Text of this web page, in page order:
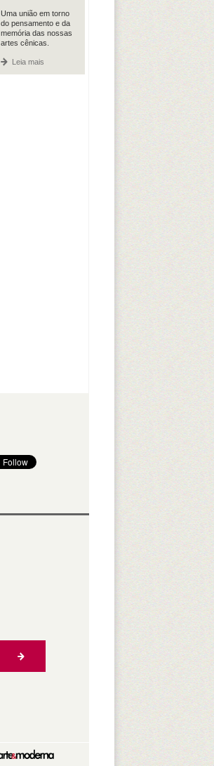
Uma união em torno
do pensamento e da
memória das nossas
artes cênicas.
Leia mais